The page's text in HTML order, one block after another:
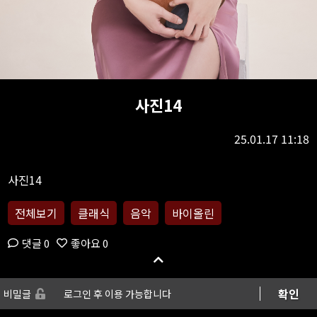
사진14
25.01.17 11:18
전체보기
클래식 음악 바이올린
댓글 0 좋아요 0
비밀글 확인